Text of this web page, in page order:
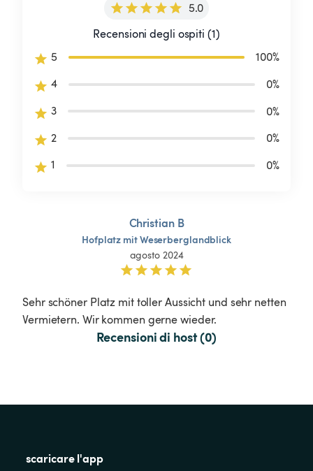
5.0
Recensioni degli ospiti (1)
5
100%
4
0%
3
0%
2
0%
1
0%
Christian B
Hofplatz mitWeserberglandblick
agosto 2024
Sehr schöner Platz mit toller Aussicht und sehr netten
Vermietern. Wir kommen gerne wieder.
Recensioni di host (0)
scaricare l'app